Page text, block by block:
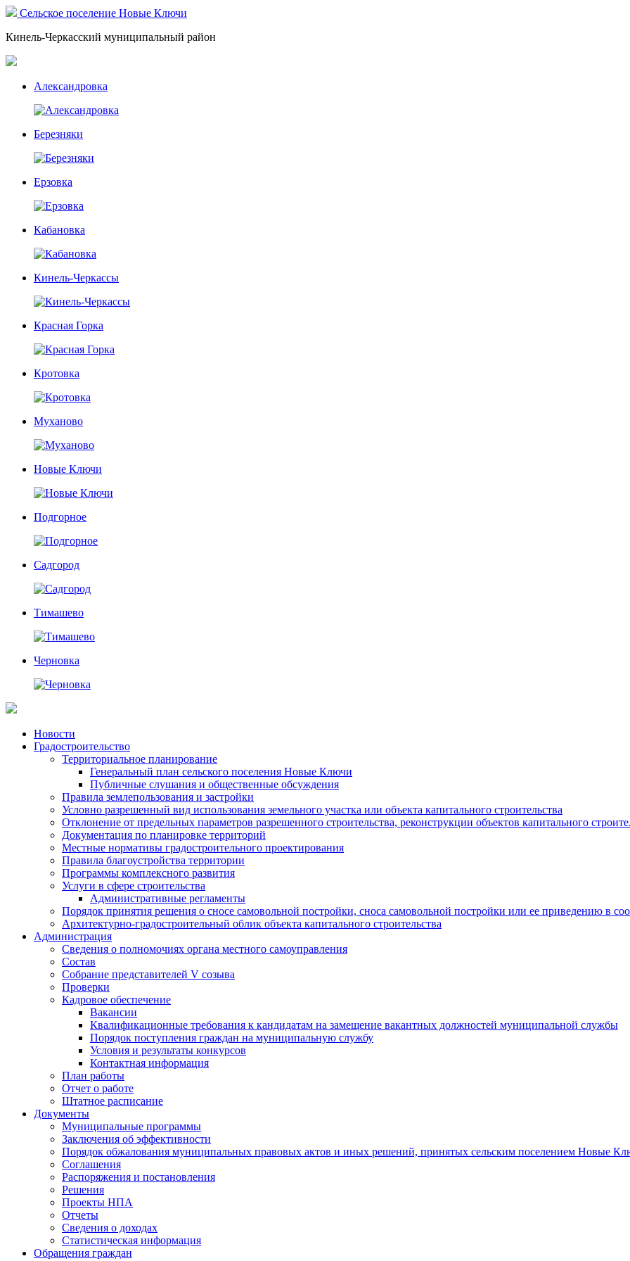
Сельское поселение Новые Ключи
Кинель-Черкасский муниципальный район
Александровка
Березняки
Ерзовка
Кабановка
Кинель-Черкассы
Красная Горка
Кротовка
Муханово
Новые Ключи
Подгорное
Садгород
Тимашево
Черновка
Перейти
содержимому
Новости
Градостроительство
Территориальное планирование
Генеральный план сельского поселения Новые Ключи
Публичные слушания и общественные обсуждения
Правила землепользования и застройки
Условно разрешенный вид использования земельного участка или объекта капитального строительства
Отклонение от предельных параметров разрешенного строительства, реконструкции объектов капитального
Документация по планировке территорий
Местные нормативы градостроительного проектирования
Правила благоустройства территории
Программы комплексного развития
Услуги в сфере строительства
Административные регламенты
Порядок принятия решения о сносе самовольной постройки, сноса самовольной постройки или ее приведению в
Архитектурно-градостроительный облик объекта капитального строительства
Администрация
Сведения о полномочиях органа местного самоуправления
Состав
Собрание представителей V созыва
Проверки
Кадровое обеспечение
Вакансии
Квалификационные требования к кандидатам на замещение вакантных должностей муниципальной службы
Порядок поступления граждан на муниципальную службу
Условия и результаты конкурсов
Контактная информация
План работы
Отчет о работе
Штатное расписание
Документы
Муниципальные программы
Заключения об эффективности
Порядок обжалования муниципальных правовых актов и иных решений, принятых сельским поселением Новые
Соглашения
Распоряжения и постановления
Решения
Проекты НПА
Отчеты
Сведения о доходах
Статистическая информация
Обращения граждан